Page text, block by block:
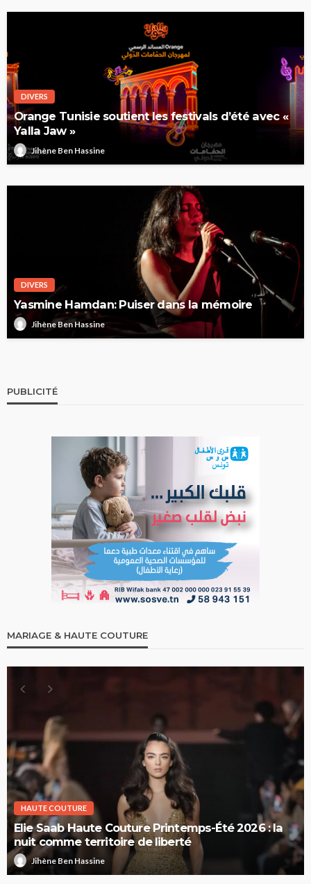
DIVERS
Orange Tunisie soutient les festivals d’été avec «
Yalla Jaw »
Jihène Ben Hassine
DIVERS
Yasmine Hamdan: Puiser dans la mémoire
Jihène Ben Hassine
PUBLICITÉ
MARIAGE & HAUTE COUTURE
HAUTE COUTURE
Elie Saab Haute Couture Printemps-Été 2026 : la
nuit comme territoire de liberté
Jihène Ben Hassine